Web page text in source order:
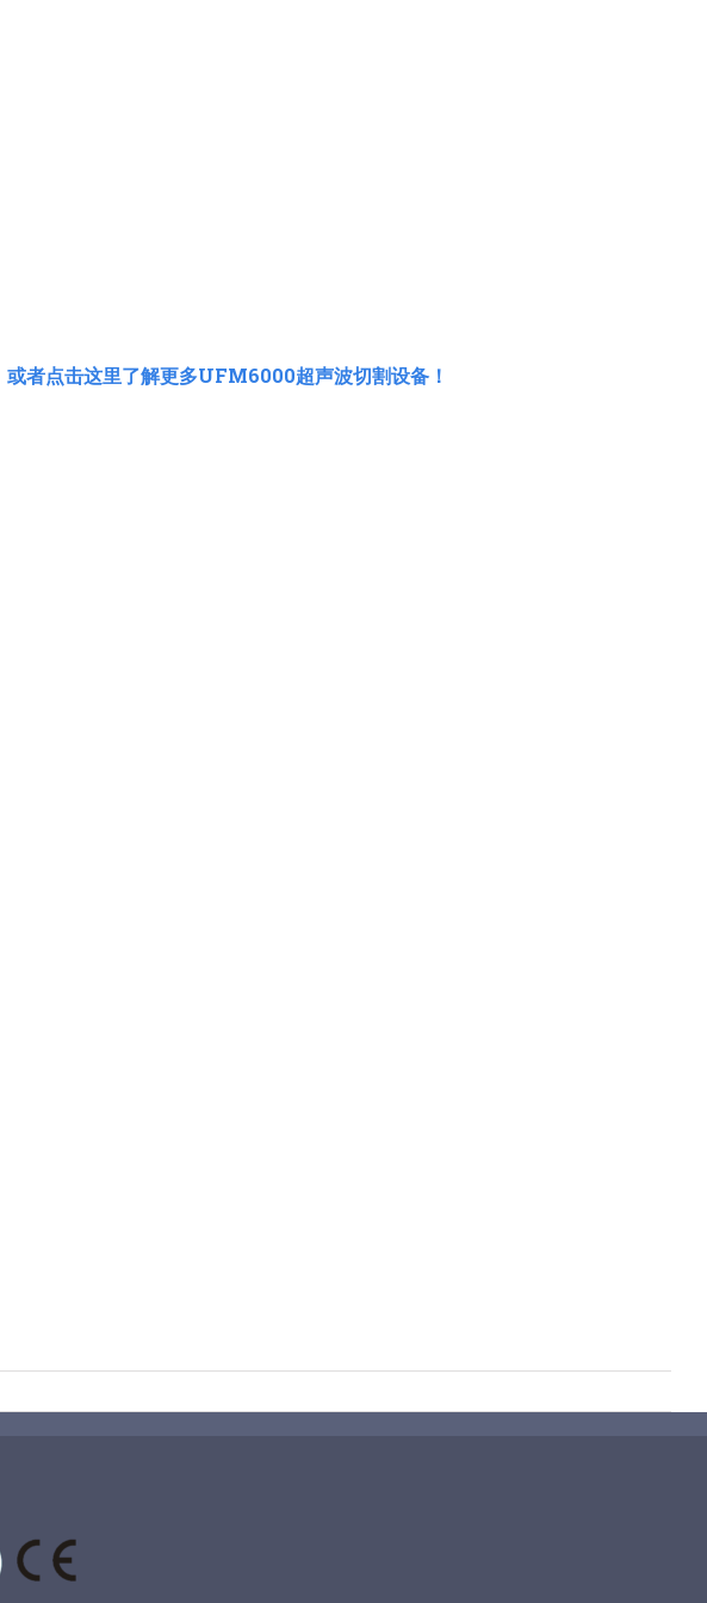
或者点击这里了解更多UFM6000超声波切割设备！